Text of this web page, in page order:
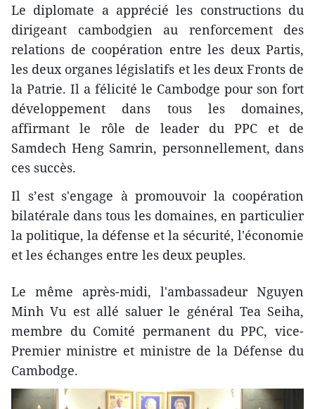
Le diplomate a apprécié les constructions du
dirigeant cambodgien au renforcement des
relations de coopération entre les deux Partis,
les deux organes législatifs et les deux Fronts de
la Patrie. Il a félicité le Cambodge pour son fort
développement dans tous les domaines,
affirmant le rôle de leader du PPC et de
Samdech Heng Samrin, personnellement, dans
ces succès.
Il s’est s'engage à promouvoir la coopération
bilatérale dans tous les domaines, en particulier
la politique, la défense et la sécurité, l'économie
et les échanges entre les deux peuples.
Le même après-midi, l'ambassadeur Nguyen
Minh Vu est allé saluer le général Tea Seiha,
membre du Comité permanent du PPC, vice-
Premier ministre et ministre de la Défense du
Cambodge.